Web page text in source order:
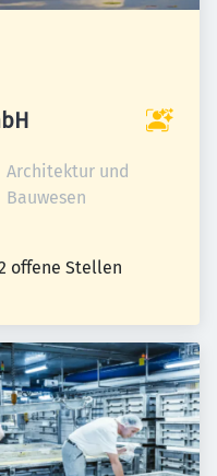
Architektur und
Bauwesen
offene Stellen